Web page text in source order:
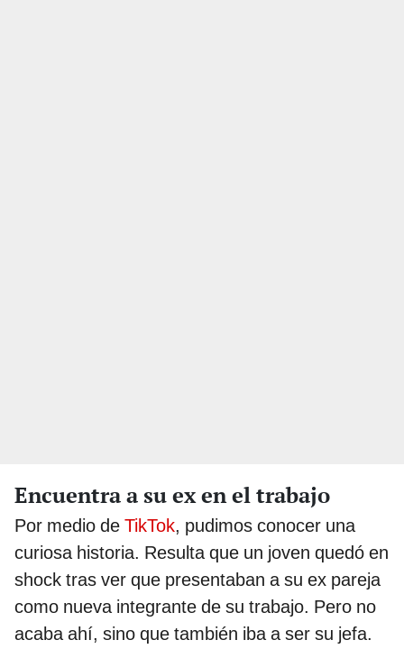
Encuentra a su ex en el trabajo
Por medio de TikTok, pudimos conocer una
curiosa historia. Resulta que un joven quedó en
shock tras ver que presentaban a su ex pareja
como nueva integrante de su trabajo. Pero no
acaba ahí, sino que también iba a ser su jefa.